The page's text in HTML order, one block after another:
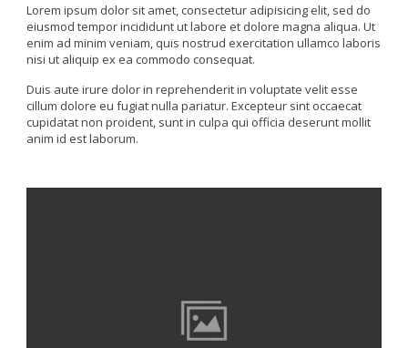
Lorem ipsum dolor sit amet, consectetur adipisicing elit, sed do
eiusmod tempor incididunt ut labore et dolore magna aliqua. Ut
enim ad minim veniam, quis nostrud exercitation ullamco laboris
nisi ut aliquip ex ea commodo consequat.
Duis aute irure dolor in reprehenderit in voluptate velit esse
cillum dolore eu fugiat nulla pariatur. Excepteur sint occaecat
cupidatat non proident, sunt in culpa qui officia deserunt mollit
anim id est laborum.